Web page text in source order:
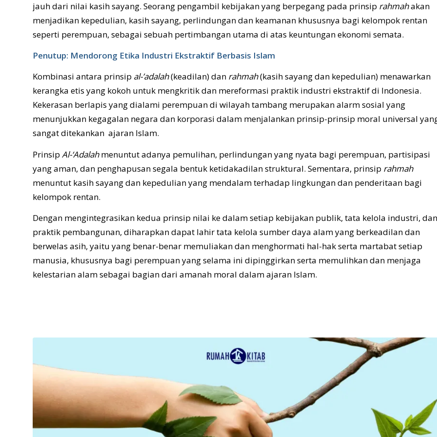
jauh dari nilai kasih sayang. Seorang pengambil kebijakan yang berpegang pada prinsip rahmahakan
menjadikan kepedulian, kasih sayang, perlindungan dan keamanan khususnya bagi kelompok rentan
seperti perempuan, sebagai sebuah pertimbangan utama di atas keuntungan ekonomi semata.
Penutup: Mendorong Etika Industri Ekstraktif Berbasis Islam
Kombinasi antara prinsip al-’adalah(keadilan) dan rahmah(kasih sayang dan kepedulian) menawarkan
kerangka etis yang kokoh untuk mengkritik dan mereformasi praktik industri ekstraktif di Indonesia.
Kekerasan berlapis yang dialami perempuan di wilayah tambang merupakan alarm sosial yang
menunjukkan kegagalan negara dan korporasi dalam menjalankan prinsip-prinsip moral universal
sangat ditekankan ajaran Islam.
Prinsip Al-‘Adalahmenuntut adanya pemulihan, perlindungan yang nyata bagi perempuan, partisipasi
yang aman, dan penghapusan segala bentuk ketidakadilan struktural. Sementara, prinsip rahmah
menuntut kasih sayang dan kepedulian yang mendalam terhadap lingkungan dan penderitaan bagi
kelompok rentan.
Dengan mengintegrasikan kedua prinsip nilai ke dalam setiap kebijakan publik, tata kelola industri, dan
praktik pembangunan, diharapkan dapat lahir tata kelola sumber daya alam yang berkeadilan dan
berwelas asih, yaitu yang benar-benar memuliakan dan menghormati hal-hak serta martabat setiap
manusia, khususnya bagi perempuan yang selama ini dipinggirkan serta memulihkan dan menjaga
kelestarian alam sebagai bagian dari amanah moral dalam ajaran Islam.